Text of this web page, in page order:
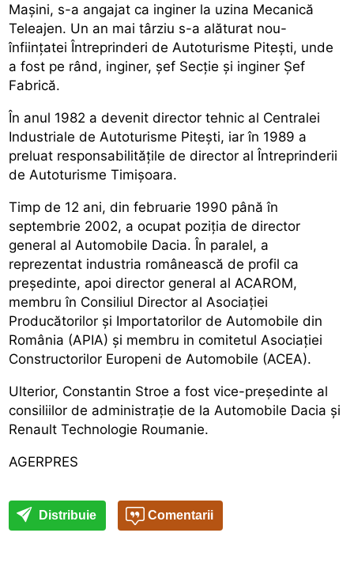
Mașini, s-a angajat ca inginer la uzina Mecanică
Teleajen. Un an mai târziu s-a alăturat nou-
înființatei Întreprinderi de Autoturisme Pitești, unde
a fost pe rând, inginer, șef Secție și inginer Șef
Fabrică.
În anul 1982 a devenit director tehnic al Centralei
Industriale de Autoturisme Pitești, iar în 1989 a
preluat responsabilitățile de director al Întreprinderii
de Autoturisme Timișoara.
Timp de 12 ani, din februarie 1990 până în
septembrie 2002, a ocupat poziția de director
general al Automobile Dacia. În paralel, a
reprezentat industria românească de profil ca
președinte, apoi director general al ACAROM,
membru în Consiliul Director al Asociației
Producătorilor și Importatorilor de Automobile din
România (APIA) și membru in comitetul Asociației
Constructorilor Europeni de Automobile (ACEA).
Ulterior, Constantin Stroe a fost vice-președinte al
consiliilor de administrație de la Automobile Dacia și
Renault Technologie Roumanie.
AGERPRES
Distribuie Comentarii